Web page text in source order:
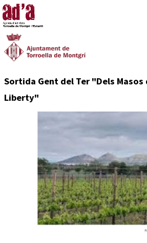
Sortida Gent del Ter "Dels Masos
Liberty"